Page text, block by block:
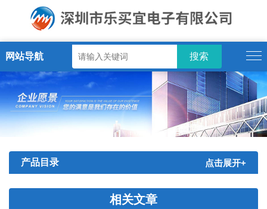
网站导航
产品目录 点击展开+
相关文章